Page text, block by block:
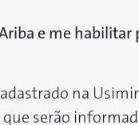
e me
na
serão